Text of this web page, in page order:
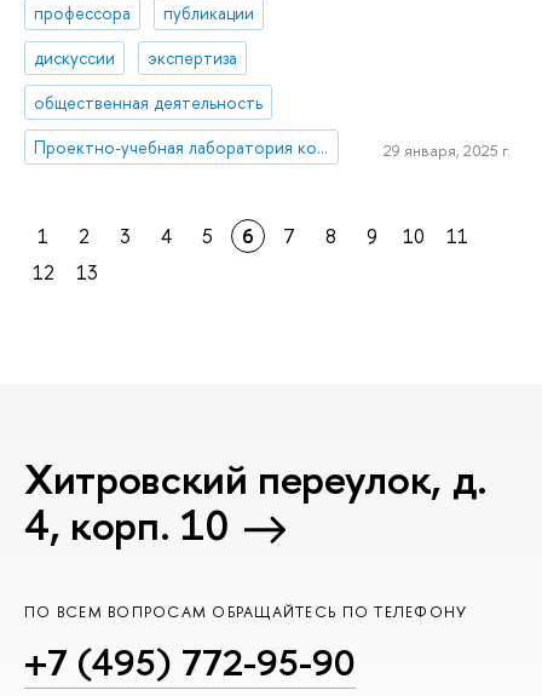
профессора
публикации
дискуссии
экспертиза
общественная деятельность
Проектно-учебная лаборатория коммуникаций в креативных индустриях
29 января, 2025 г.
1 2 3 4 5 6 7 8 9 10
11
12
13
Хитровский переулок, д.
4, корп. 10
ПО ВСЕМ ВОПРОСАМ ОБРАЩАЙТЕСЬ ПО ТЕЛЕФОНУ
+7 (495) 772-95-90